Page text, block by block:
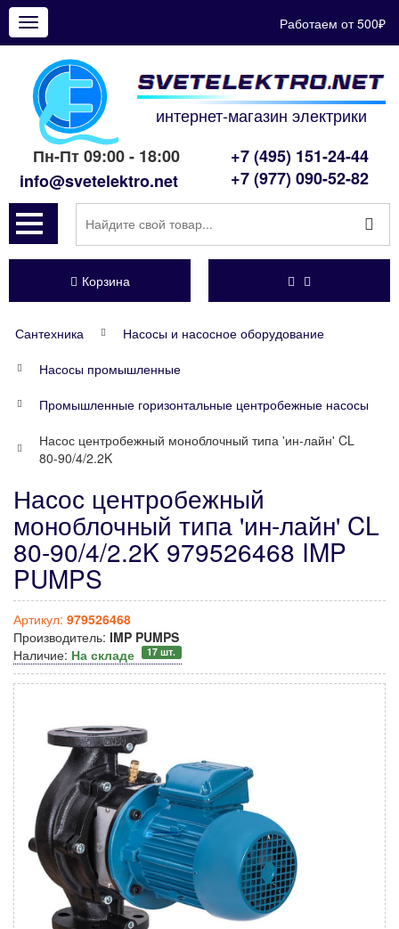
Показать
меню
Работаем от 500₽
интернет-магазин электрики
Пн-Пт 09:00 - 18:00
info@svetelektro.net
+7 (495) 151-24-44
+7 (977) 090-52-82
Корзина
Сантехника
Насосы и насосное оборудование
Насосы промышленные
Промышленные горизонтальные центробежные насосы
Насос центробежный моноблочный типа 'ин-лайн' CL
80-90/4/2.2K
Насос центробежный
моноблочный типа 'ин-лайн' CL
80-90/4/2.2K 979526468 IMP
PUMPS
Артикул: 979526468
Производитель: IMP PUMPS
Наличие: На складе 17 шт.